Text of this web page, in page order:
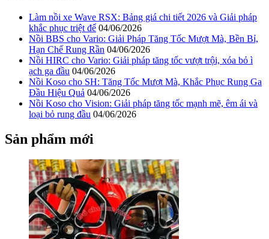
Làm nồi xe Wave RSX: Bảng giá chi tiết 2026 và Giải pháp
khắc phục triệt để 04/06/2026
Nồi BBS cho Vario: Giải Pháp Tăng Tốc Mượt Mà, Bền Bỉ,
Hạn Chế Rung Rần 04/06/2026
Nồi HIRC cho Vario: Giải pháp tăng tốc vượt trội, xóa bỏ ì
ạch ga đầu 04/06/2026
Nồi Koso cho SH: Tăng Tốc Mượt Mà, Khắc Phục Rung Ga
Đầu Hiệu Quả 04/06/2026
Nồi Koso cho Vision: Giải pháp tăng tốc mạnh mẽ, êm ái và
loại bỏ rung đầu 04/06/2026
Sản phẩm mới